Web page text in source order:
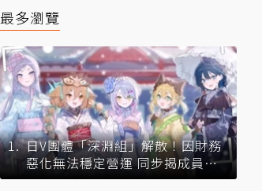
最多瀏覽
日V團體「深淵組」解散！因財務
惡化無法穩定營運 同步揭成員未
來去向